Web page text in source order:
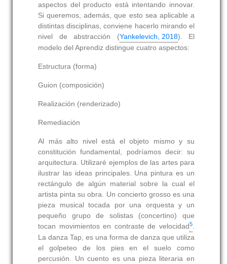
aspectos del producto está intentando innovar.
Si queremos, además, que esto sea aplicable a
distintas disciplinas, conviene hacerlo mirando el
nivel de abstracción (Yankelevich, 2018). El
modelo del Aprendiz distingue cuatro aspectos:
Estructura (forma)
Guion (composición)
Realización (renderizado)
Remediación
Al más alto nivel está el objeto mismo y su
constitución fundamental, podríamos decir: su
arquitectura. Utilizaré ejemplos de las artes para
ilustrar las ideas principales. Una pintura es un
rectángulo de algún material sobre la cual el
artista pinta su obra. Un concierto grosso es una
pieza musical tocada por una orquesta y un
pequeño grupo de solistas (concertino) que
tocan movimientos en contraste de velocidad5.
La danza Tap, es una forma de danza que utiliza
el golpeteo de los pies en el suelo como
percusión. Un cuento es una pieza literaria en